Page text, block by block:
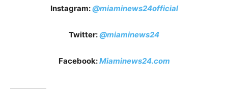
Instagram:@miaminews24official
Twitter:@miaminews24
Facebook:Miaminews24.com